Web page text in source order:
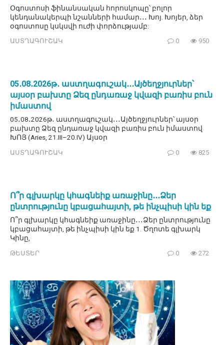
Օգոստոսի ֆինանսական հորոսկոպը՝ բոլոր
կենդանակերպի նշանների համար․․․ Խոյ. Խոյեր, ձեր
օգոստոսը կսկսվի ուժի փորձությամբ:
ԱՍՏՂԱԳՈՒՇԱԿ 0 950
05․08․2026թ․ աստղագուշակ․․․Այծեղջյուրներ՝
այսօր բախտը Ձեզ ընդառաջ կվազի բառիս բուն
իմաստով
05․08․2026թ․ աստղագուշակ․․․Այծեղջյուրներ՝ այսօր
բախտը Ձեզ ընդառաջ կվազի բառիս բուն իմաստով
ԽՈՅ (Aries, 21.III–20.IV) Այսօր
ԱՍՏՂԱԳՈՒՇԱԿ 0 825
Ո՞ր գլխարկը կհագնեիք առաջինը․․․Ձեր
ընտրությունը կբացահայտի, թե ինչպիսի կին եք
Ո՞ր գլխարկը կհագնեիք առաջինը․․․Ձեր ընտրությունը
կբացահայտի, թե ինչպիսի կին եք 1. Ծղոտե գլխարկ
Կինը,
ԹԵՍՏԵՐ 0 272